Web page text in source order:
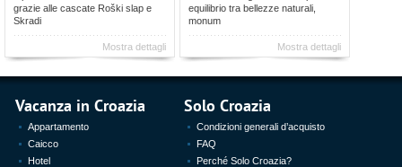
grazie alle cascate Roški slap e
Skradi
Mostra dettagli
equilibrio tra bellezze naturali,
monum
Mostra dettagli
Vacanza in Croazia
Appartamento
Caicco
Hotel
Solo Croazia
Condizioni generali d’acquisto
FAQ
Perché Solo Croazia?